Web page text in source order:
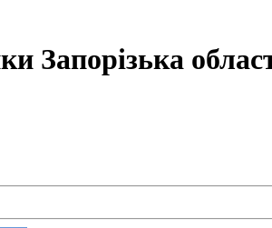
Запорізька